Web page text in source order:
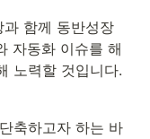
함께 동반성장
자동화 이슈를 해
노력할 것입니다.
축하고자 하는 바